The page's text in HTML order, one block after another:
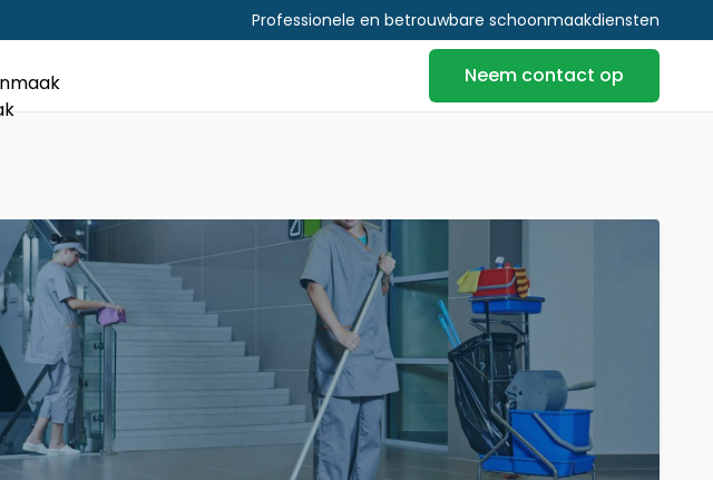
Professionele en betrouwbare schoonmaakdiensten
Neem contact op